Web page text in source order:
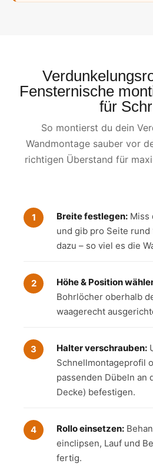
Fensternische
für
So montierst du dein
Wandmontage sauber vor
richtigen Überstand für
Breite festlegen: Miss
und gib pro Seite rund
dazu – so viel es die
Höhe & Position
Bohrlöcher oberhalb
waagerecht
Halter verschrauben:
Schnellmontageprofil
passenden Dübeln an
Decke) befestigen.
Rollo einsetzen:
einclipsen, Lauf und
fertig.